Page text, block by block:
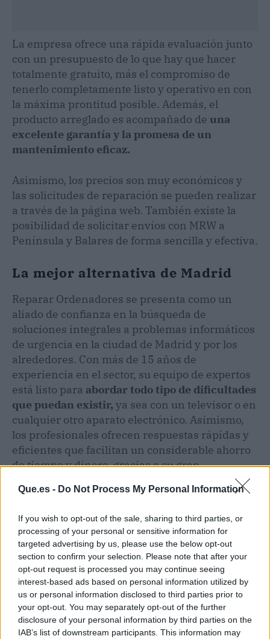
Que.es - Do Not Process My Personal Information
If you wish to opt-out of the sale, sharing to third parties, or
processing of your personal or sensitive information for
targeted advertising by us, please use the below opt-out
section to confirm your selection. Please note that after your
opt-out request is processed you may continue seeing
interest-based ads based on personal information utilized by
us or personal information disclosed to third parties prior to
your opt-out. You may separately opt-out of the further
disclosure of your personal information by third parties on the
IAB’s list of downstream participants. This information may
La empresa ofrece una rápida evaluación junto
con un presupuesto de lo que hay que hacer
totalmente gratuito, más el compromiso de
tenerlo completamente listo y operativo en con
la máxima prontitud posible. Además, el
producto arreglado es acompañado de una
excelente garantía y la promesa de un
mantenimiento eficaz.
Asimismo, los precios son muy económicos y
las solicitudes de reparación se pueden realizar
a través de la página web. También existe la
posibilidad de solicitar envíos con MRW a
Península y Balares de forma sencilla y efectiva.
La mejor alternativa de Madrid
Reparar Ordenadores se presenta como un
aliado de confianza en la búsqueda de
soluciones integrales a problemas informáticos
de urgencia en la ciudad de Madrid y por los
alrededores. Con más de 15 años de
experiencia en el sector, su equipo de expertos
está listo para abordar todo tipo de dificultades
que puedan existir, ya sea con un televisor o en
cualquier otro aparato electrónico. Asimismo,
los profesionales ofrecen respuestas rápidas y
eficientes que facilitan un considerable ahorro
de tiempo y dinero, gracias a su gran
técnicos especializados de toda la ciudad se
encuentra enReparar Ordenadores. Esta
empresa es una garantía de calidad ante cada
inconveniente que pueda presentarse en los
ordenadores portátiles, móviles y televisores.
Artículo anterior
La compañía Reformas
Artículo siguiente
Curso ChatGPT en